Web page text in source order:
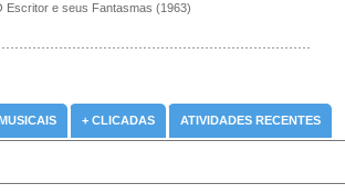
Escritor e seus Fantasmas (1963)
+ CLICADAS ATIVIDADES RECENTES